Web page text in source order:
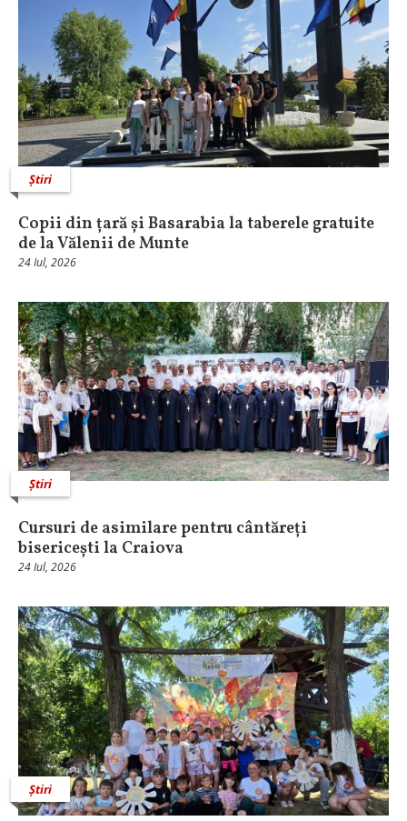
Știri
Copii din țară și Basarabia la taberele gratuite
de la Vălenii de Munte
24 Iul, 2026
Știri
Cursuri de asimilare pentru cântăreți
bisericești la Craiova
24 Iul, 2026
Știri